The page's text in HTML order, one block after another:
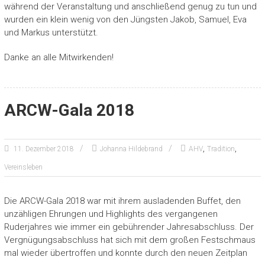
während der Veranstaltung und anschließend genug zu tun und
wurden ein klein wenig von den Jüngsten Jakob, Samuel, Eva
und Markus unterstützt.
Danke an alle Mitwirkenden!
ARCW-Gala 2018
11. Dezember 2018 Johanna Hildebrand AHV, Tradition,
Vereinsleben
Die ARCW-Gala 2018 war mit ihrem ausladenden Buffet, den
unzähligen Ehrungen und Highlights des vergangenen
Ruderjahres wie immer ein gebührender Jahresabschluss. Der
Vergnügungsabschluss hat sich mit dem großen Festschmaus
mal wieder übertroffen und konnte durch den neuen Zeitplan